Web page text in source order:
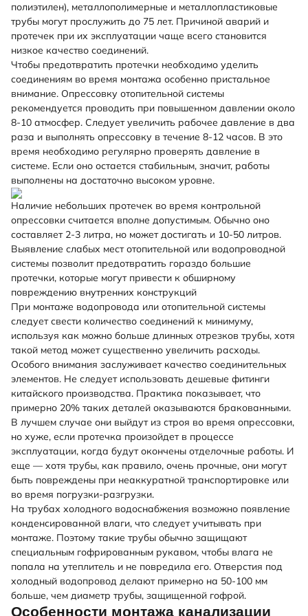
полиэтилен), металлополимерные и металлопластиковые
трубы могут прослужить до 75 лет. Причиной аварий и
протечек при их эксплуатации чаще всего становится
низкое качество соединений.
Чтобы предотвратить протечки необходимо уделить
соединениям во время монтажа особенно пристальное
внимание. Опрессовку отопительной системы
рекомендуется проводить при повышенном давлении около
8-10 атмосфер. Следует увеличить рабочее давление в два
раза и выполнять опрессовку в течение 8-12 часов. В это
время необходимо регулярно проверять давление в
системе. Если оно остается стабильным, значит, работы
выполнены на достаточно высоком уровне.
Наличие небольших протечек во время контрольной
опрессовки считается вполне допустимым. Обычно оно
составляет 2-3 литра, но может достигать и 10-50 литров.
Выявление слабых мест отопительной или водопроводной
системы позволит предотвратить гораздо большие
протечки, которые могут привести к обширному
повреждению внутренних конструкций
При монтаже водопровода или отопительной системы
следует свести количество соединений к минимуму,
используя как можно больше длинных отрезков трубы, хотя
такой метод может существенно увеличить расходы.
Особого внимания заслуживает качество соединительных
элементов. Не следует использовать дешевые фитинги
китайского производства. Практика показывает, что
примерно 20% таких деталей оказываются бракованными.
В лучшем случае они выйдут из строя во время опрессовки,
но хуже, если протечка произойдет в процессе
эксплуатации, когда будут окончены отделочные работы. И
еще — хотя трубы, как правило, очень прочные, они могут
быть повреждены при неаккуратной транспортировке или
во время погрузки-разгрузки.
На трубах холодного водоснабжения возможно появление
конденсированной влаги, что следует учитывать при
монтаже. Поэтому такие трубы обычно защищают
специальным гофрированным рукавом, чтобы влага не
попала на утеплитель и не повредила его. Отверстия под
холодный водопровод делают примерно на 50-100 мм
больше, чем диаметр трубы, защищенной гофрой.
Особенности монтажа канализации